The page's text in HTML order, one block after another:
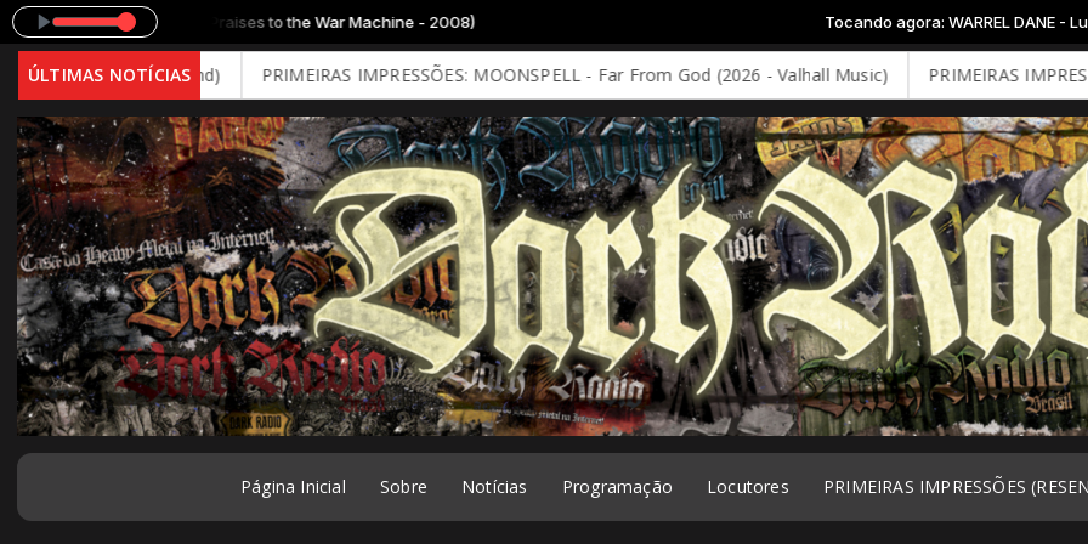
Cover) (Praises to the War Machine - 2008) Tocando agora: WARREL DANE - Lucretia My
ÚLTIMAS NOTÍCIAS
- Brutal Mind) PRIMEIRAS IMPRESSÕES: MOONSPELL - Far From God (2026 - Valhall Music) PRIMEIRAS IMPRESSÕES:
Página Inicial Sobre Notícias Programação Locutores PRIMEIRAS IMPRESSÕES